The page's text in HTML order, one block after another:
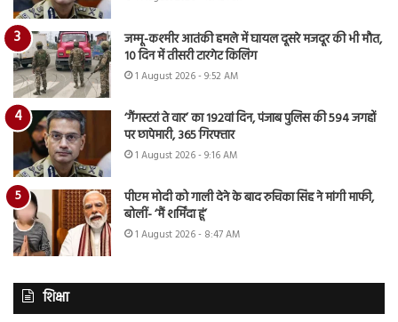
जम्मू-कश्मीर आतंकी हमले में घायल दूसरे मजदूर की भी मौत,
10 दिन में तीसरी टारगेट किलिंग
1 August 2026 - 9:52 AM
‘गैंगस्टरां ते वार’ का 192वां दिन, पंजाब पुलिस की 594 जगहों
पर छापेमारी, 365 गिरफ्तार
1 August 2026 - 9:16 AM
पीएम मोदी को गाली देने के बाद रुचिका सिंह ने मांगी माफी,
बोलीं- ‘मैं शर्मिंदा हूं’
1 August 2026 - 8:47 AM
शिक्षा